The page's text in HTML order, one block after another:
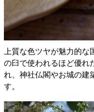
上質な色ツヤが魅力的
の臼で使われるほど優れ
れ、神社仏閣やお城の建
す。